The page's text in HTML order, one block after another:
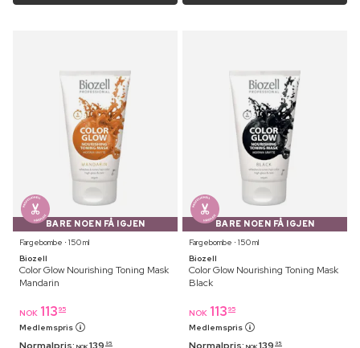
BARE NOEN FÅ IGJEN
Fargebombe ⋅ 150 ml
Biozell
Color Glow Nourishing Toning Mask
Mandarin
NOK 113 95
Medlemspris
95
BARE NOEN FÅ IGJEN
Fargebombe ⋅ 150 ml
Biozell
Color Glow Nourishing Toning Mask
Black
NOK 113 95
Medlemspris
95